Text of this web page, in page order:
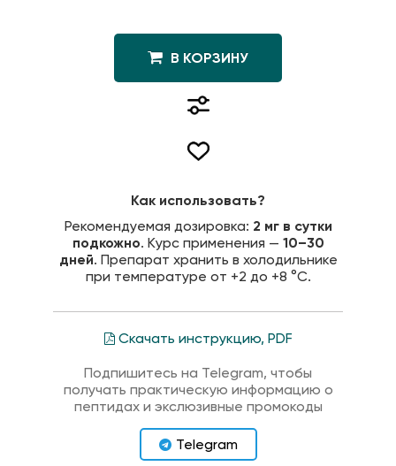
В КОРЗИНУ
Как использовать?
Рекомендуемая дозировка: 2 мг в сутки
подкожно. Курс применения — 10–30
дней. Препарат хранить в холодильнике
при температуре от +2 до +8 °C.
Скачать инструкцию, PDF
Подпишитесь на Telegram, чтобы
получать практическую информацию о
пептидах и экслюзивные промокоды
Telegram